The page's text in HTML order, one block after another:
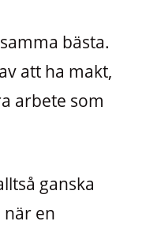
bästa.
att ha makt,
arbete som
ganska
en